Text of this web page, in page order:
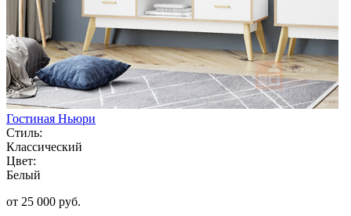
Гостиная Ньюри
Стиль:
Классический
Цвет:
Белый
от 25 000 руб.